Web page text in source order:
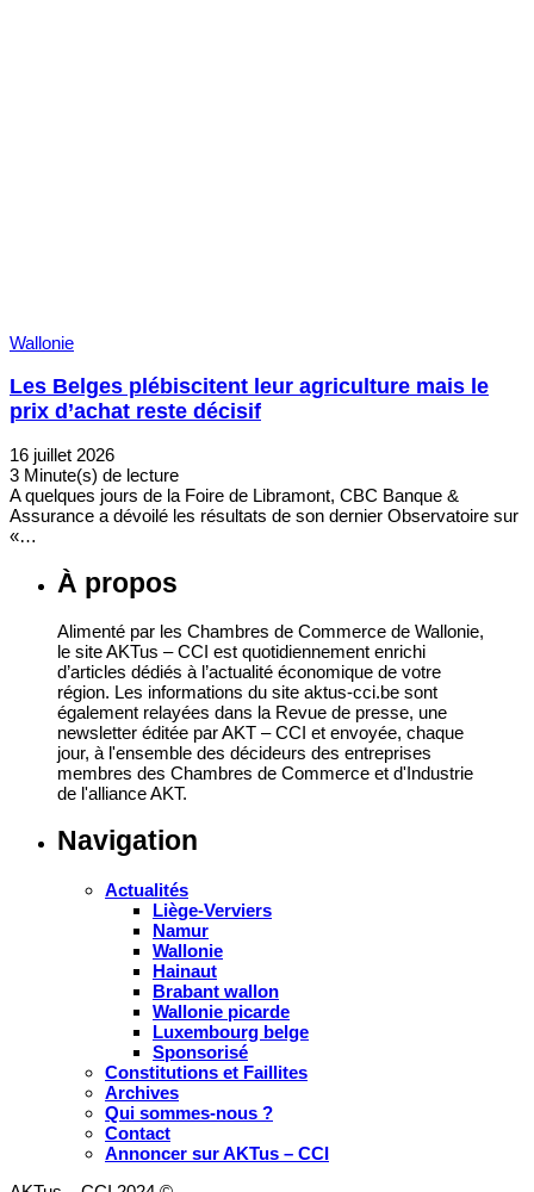
Wallonie
Les Belges plébiscitent leur agriculture mais le
prix d’achat reste décisif
16 juillet 2026
3 Minute(s) de lecture
A quelques jours de la Foire de Libramont, CBC Banque &
Assurance a dévoilé les résultats de son dernier Observatoire sur
«…
À propos
Alimenté par les Chambres de Commerce de Wallonie,
le site AKTus – CCI est quotidiennement enrichi
d’articles dédiés à l’actualité économique de votre
région. Les informations du site aktus-cci.be sont
également relayées dans la Revue de presse, une
newsletter éditée par AKT – CCI et envoyée, chaque
jour, à l'ensemble des décideurs des entreprises
membres des Chambres de Commerce et d'Industrie
de l'alliance AKT.
Navigation
Actualités
Liège-Verviers
Namur
Wallonie
Hainaut
Brabant wallon
Wallonie picarde
Luxembourg belge
Sponsorisé
Constitutions et Faillites
Archives
Qui sommes-nous ?
Contact
Annoncer sur AKTus – CCI